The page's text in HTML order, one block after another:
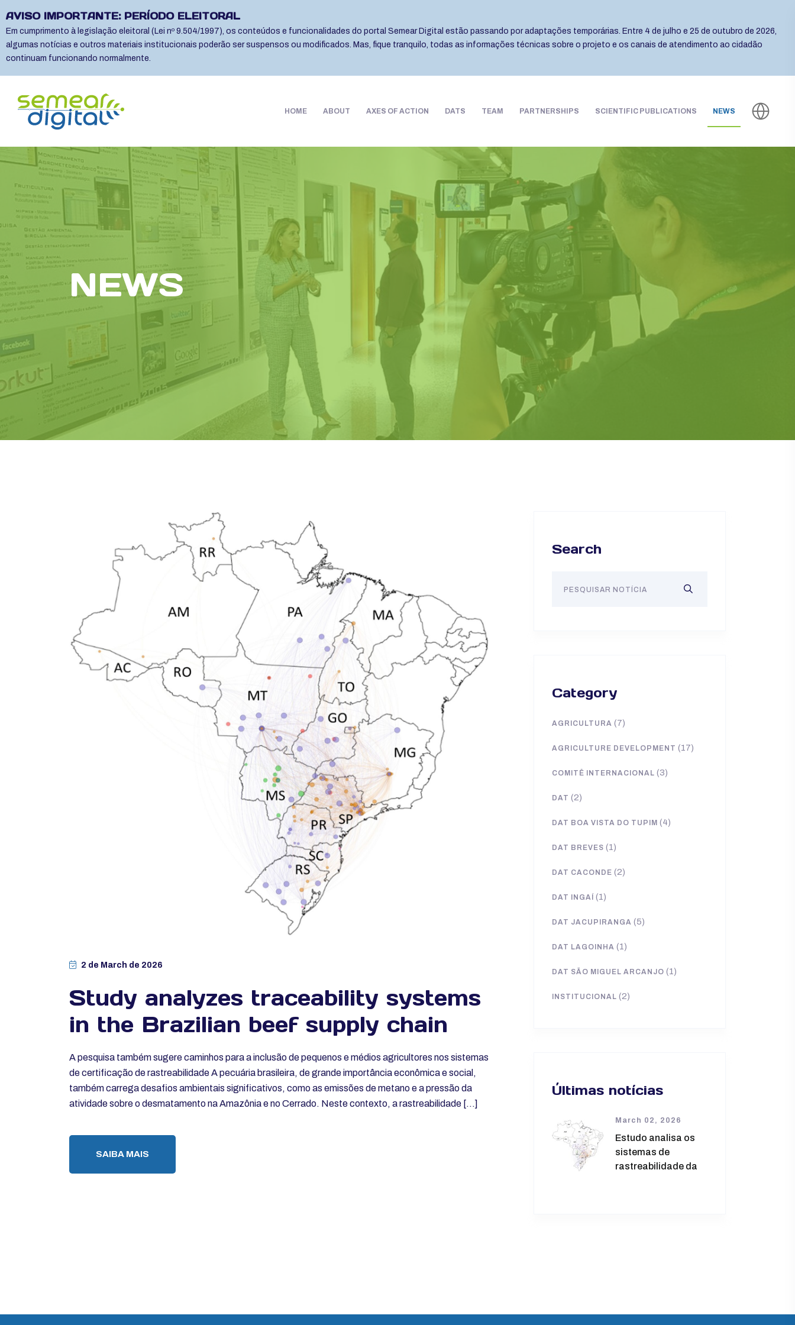
AVISO IMPORTANTE: PERÍODO ELEITORAL
Em cumprimento à legislação eleitoral (Lei nº 9.504/1997), os conteúdos e funcionalidades do portal Semear Digital estão passando por adaptações temporárias. Entre 4 de julho e 25 de outubro de 2026,
algumas notícias e outros materiais institucionais poderão ser suspensos ou modificados. Mas, fique tranquilo, todas as informações técnicas sobre o projeto e os canais de atendimento ao cidadão
continuam funcionando normalmente.
HOME ABOUT AXES OF ACTION DATS TEAM PARTNERSHIPS SCIENTIFIC PUBLICATIONS NEWS
NEWS
2 de March de 2026
Study analyzes traceability systems
in the Brazilian beef supply chain
A pesquisa também sugere caminhos para a inclusão de pequenos e médios agricultores nos sistemas
de certificação de rastreabilidade A pecuária brasileira, de grande importância econômica e social,
também carrega desafios ambientais significativos, como as emissões de metano e a pressão da
atividade sobre o desmatamento na Amazônia e no Cerrado. Neste contexto, a rastreabilidade […]
SAIBA MAIS
Search
Category
AGRICULTURA (7)
AGRICULTURE DEVELOPMENT (17)
COMITÊ INTERNACIONAL (3)
DAT (2)
DAT BOA VISTA DO TUPIM (4)
DAT BREVES (1)
DAT CACONDE (2)
DAT INGAÍ (1)
DAT JACUPIRANGA (5)
DAT LAGOINHA (1)
DAT SÃO MIGUEL ARCANJO (1)
INSTITUCIONAL (2)
Últimas notícias
March 02, 2026
Estudo analisa os
sistemas de
rastreabilidade da